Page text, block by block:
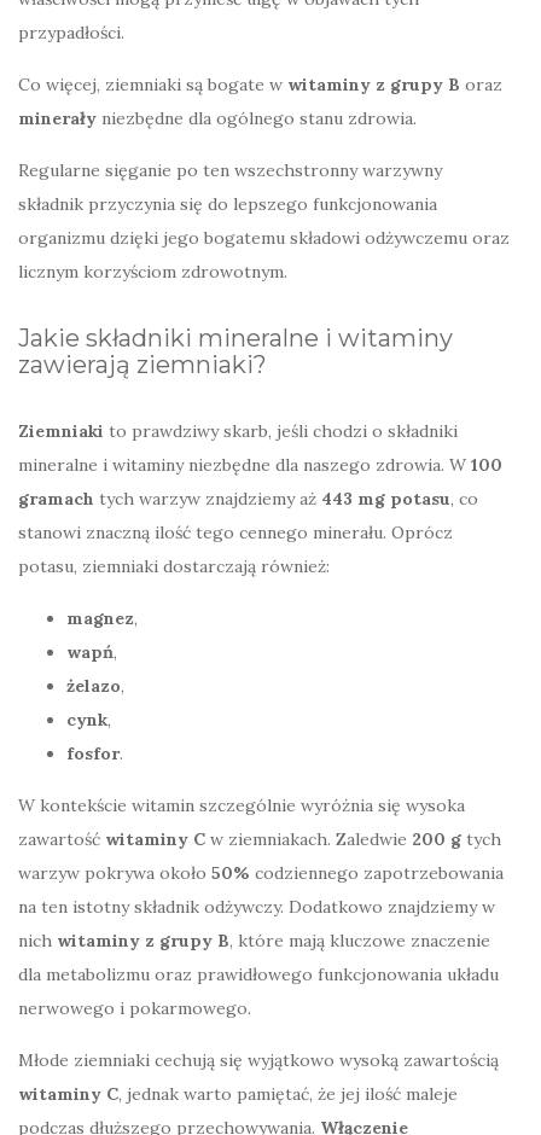
przypadłości.
Co więcej, ziemniaki są bogate w witaminy z grupy B oraz
minerały niezbędne dla ogólnego stanu zdrowia.
Regularne sięganie po ten wszechstronny warzywny
składnik przyczynia się do lepszego funkcjonowania
organizmu dzięki jego bogatemu składowi odżywczemu oraz
licznym korzyściom zdrowotnym.
Jakie składniki mineralne i witaminy
zawierają ziemniaki?
Ziemniaki to prawdziwy skarb, jeśli chodzi o składniki
mineralne i witaminy niezbędne dla naszego zdrowia. W 100
gramach tych warzyw znajdziemy aż 443 mg potasu, co
stanowi znaczną ilość tego cennego minerału. Oprócz
potasu, ziemniaki dostarczają również:
magnez,
wapń,
żelazo,
cynk,
fosfor.
W kontekście witamin szczególnie wyróżnia się wysoka
zawartość witaminy C w ziemniakach. Zaledwie 200 g tych
warzyw pokrywa około 50% codziennego zapotrzebowania
na ten istotny składnik odżywczy. Dodatkowo znajdziemy w
nich witaminy z grupy B, które mają kluczowe znaczenie
dla metabolizmu oraz prawidłowego funkcjonowania układu
nerwowego i pokarmowego.
Młode ziemniaki cechują się wyjątkowo wysoką zawartością
witaminy C, jednak warto pamiętać, że jej ilość maleje
podczas dłuższego przechowywania. Włączenie